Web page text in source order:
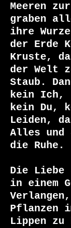
Meeren
graben
ihre
der Erde
Kruste,
der Welt
Staub.
kein Ich,
kein Du,
Leiden,
Alles und
die Ruhe.
Die
in einem
Pflanzen
Lippen